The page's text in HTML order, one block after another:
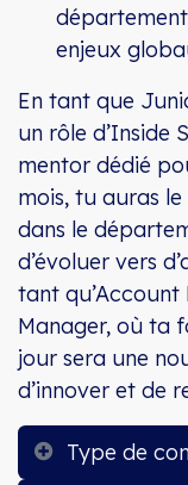
enjeux
En tant que
un rôle d’Inside
mentor dédié
mois, tu auras
dans le
d’évoluer vers
tant qu’Account
Manager, où ta
jour sera une
d’innover et de
Type de